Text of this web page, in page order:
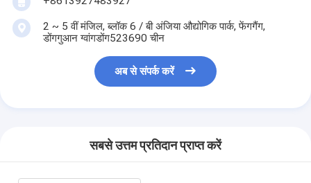
2 ~ 5 वीं मंजिल, ब्लॉक 6 / बी अंजिया औद्योगिक पार्क, फेंगगैंग,
डोंगगुआन ग्वांगडोंग523690 चीन
अब से संपर्क करें
सबसे उत्तम प्रतिदान प्राप्त करें